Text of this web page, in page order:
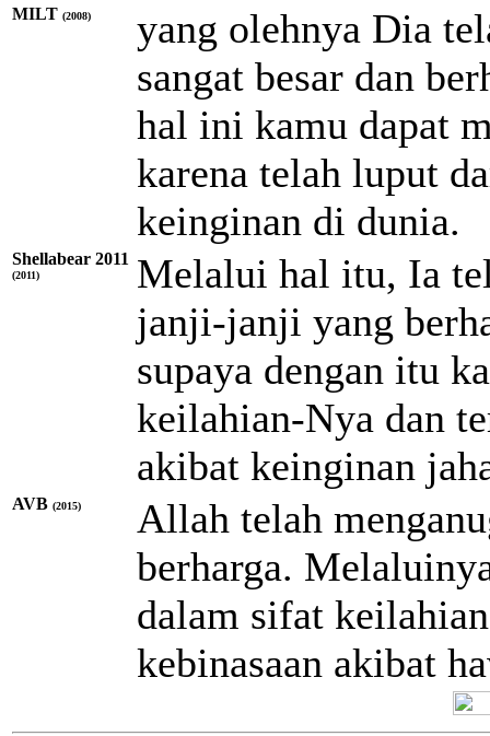
MILT (2008)
yang olehnya Dia
sangat besar dan
hal ini kamu dapat
karena telah luput
keinginan di dunia.
Shellabear 2011
(2011)
Melalui hal itu, Ia
janji-janji yang
supaya dengan itu
keilahian-Nya dan
akibat keinginan
AVB (2015)
Allah telah
berharga.
dalam sifat
kebinasaan akibat